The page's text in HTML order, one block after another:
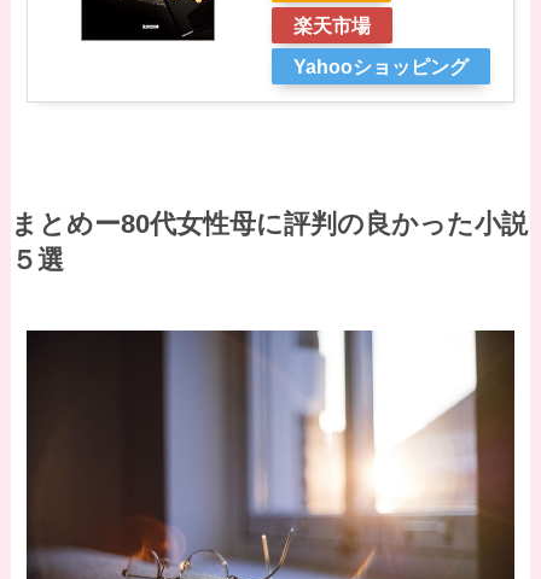
楽天市場
Yahooショッピング
まとめー80代女性母に評判の良かった小説
５選